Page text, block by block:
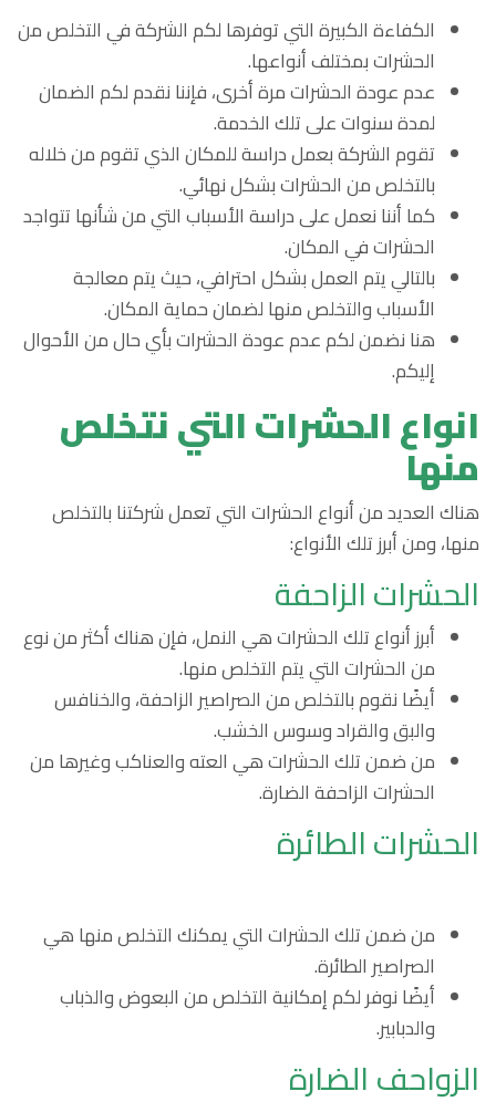
الكفاءة الكبيرة التي توفرها لكم الشركة في التخلص من
الحشرات بمختلف أنواعها.
عدم عودة الحشرات مرة أخرى، فإننا نقدم لكم الضمان
لمدة سنوات على تلك الخدمة.
تقوم الشركة بعمل دراسة للمكان الذي تقوم من خلاله
بالتخلص من الحشرات بشكل نهائي.
كما أننا نعمل على دراسة الأسباب التي من شأنها تتواجد
الحشرات في المكان.
بالتالي يتم العمل بشكل احترافي، حيث يتم معالجة
الأسباب والتخلص منها لضمان حماية المكان.
هنا نضمن لكم عدم عودة الحشرات بأي حال من الأحوال
إليكم.
انواع الحشرات التي نتخلص
منها
هناك العديد من أنواع الحشرات التي تعمل شركتنا بالتخلص
منها، ومن أبرز تلك الأنواع:
الحشرات الزاحفة
أبرز أنواع تلك الحشرات هي النمل، فإن هناك أكثر من نوع
من الحشرات التي يتم التخلص منها.
أيضًا نقوم بالتخلص من الصراصير الزاحفة، والخنافس
والبق والقراد وسوس الخشب.
من ضمن تلك الحشرات هي العته والعناكب وغيرها من
الحشرات الزاحفة الضارة.
الحشرات الطائرة
من ضمن تلك الحشرات التي يمكنك التخلص منها هي
الصراصير الطائرة.
أيضًا نوفر لكم إمكانية التخلص من البعوض والذباب
والدبابير.
الزواحف الضارة